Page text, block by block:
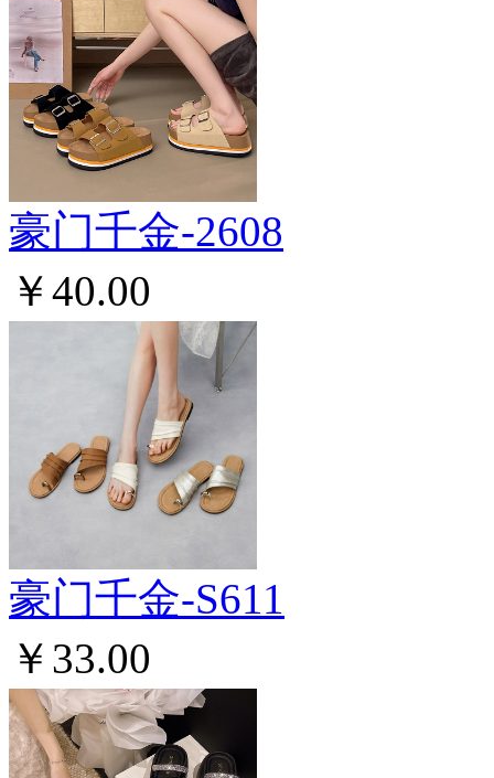
豪门千金-2608
￥40.00
豪门千金-S611
￥33.00